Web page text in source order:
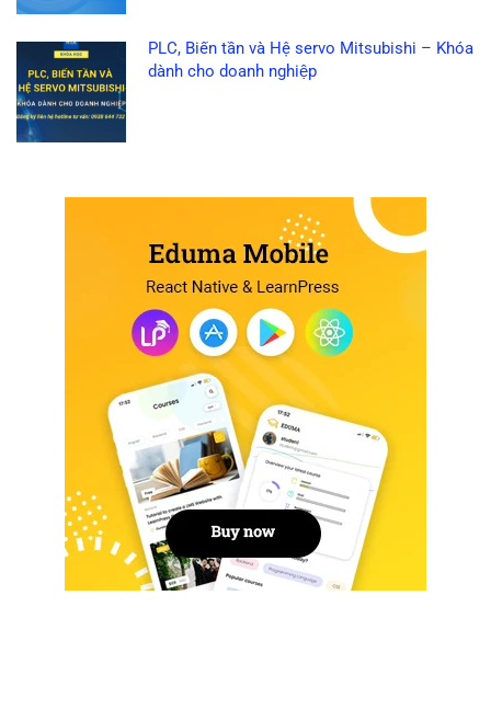
PLC, Biến tần và Hệ servo Mitsubishi – Khóa
dành cho doanh nghiệp